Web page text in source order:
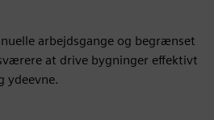
arbejdsgange og begrænset
at drive bygninger effektivt
ydeevne.